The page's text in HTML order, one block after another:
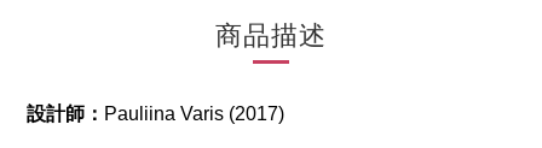
商品描述
設計師： Pauliina Varis (2017)